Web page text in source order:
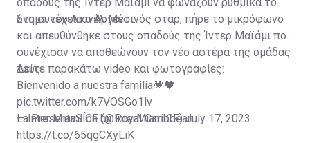
όνομα του Λιονέλ Μέσι.
Στη συνέχεια ο Αργεντινός σταρ, πήρε το μικρόφωνο
και απευθύνθηκε στους οπαδούς της Ίντερ Μαϊάμι που
συνέχισαν να αποθεώνουν τον νέο αστέρα της ομάδας
τους.
Δείτε παρακάτω video και φωτογραφίες:
Bienvenido a nuestra familia💗🖤
pic.twitter.com/k7VOSGo1lv
— Inter Miami CF (@InterMiamiCF)July 17, 2023
La PresentaSÍon by Royal Caribbean
https://t.co/65qgCXyLiK